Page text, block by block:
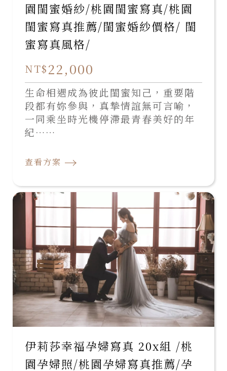
園閨蜜婚紗/桃園閨蜜寫真/桃園
閨蜜寫真推薦/閨蜜婚紗價格/ 閨
蜜寫真風格/
NT$22,000
生命相遇成為彼此閨蜜知己，重要階
段都有妳參與，真摯情誼無可言喻，
一同乘坐時光機停滯最青春美好的年
紀……
查看方案 →
伊莉莎幸福孕婦寫真 20x組 /桃
園孕婦照/桃園孕婦寫真推薦/孕